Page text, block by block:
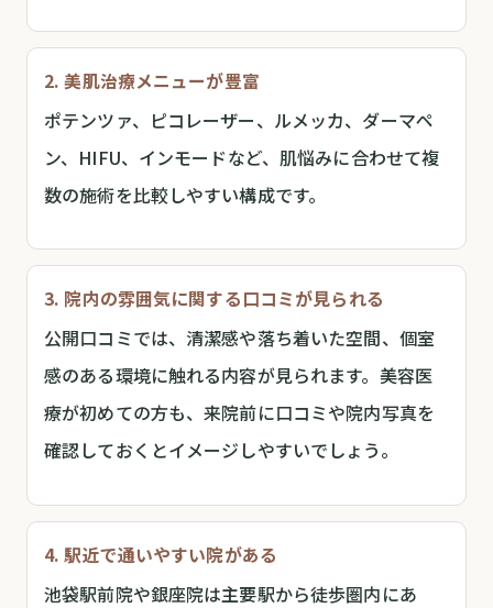
2. 美肌治療メニューが豊富
ポテンツァ、ピコレーザー、ルメッカ、ダーマペ
ン、HIFU、インモードなど、肌悩みに合わせて複
数の施術を比較しやすい構成です。
3. 院内の雰囲気に関する口コミが見られる
公開口コミでは、清潔感や落ち着いた空間、個室
感のある環境に触れる内容が見られます。美容医
療が初めての方も、来院前に口コミや院内写真を
確認しておくとイメージしやすいでしょう。
4. 駅近で通いやすい院がある
池袋駅前院や銀座院は主要駅から徒歩圏内にあ